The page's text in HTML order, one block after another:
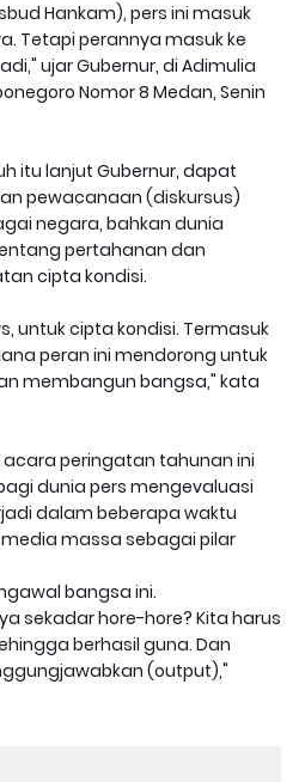
Hankam), pers ini masuk
Tetapi perannya masuk ke
ujar Gubernur, di Adimulia
Nomor 8 Medan, Senin
itu lanjut Gubernur, dapat
pewacanaan (diskursus)
negara, bahkan dunia
pertahanan dan
cipta kondisi.
untuk cipta kondisi. Termasuk
peran ini mendorong untuk
membangun bangsa," kata
peringatan tahunan ini
dunia pers mengevaluasi
dalam beberapa waktu
massa sebagai pilar
bangsa ini.
sekadar hore-hore? Kita harus
berhasil guna. Dan
(output),"